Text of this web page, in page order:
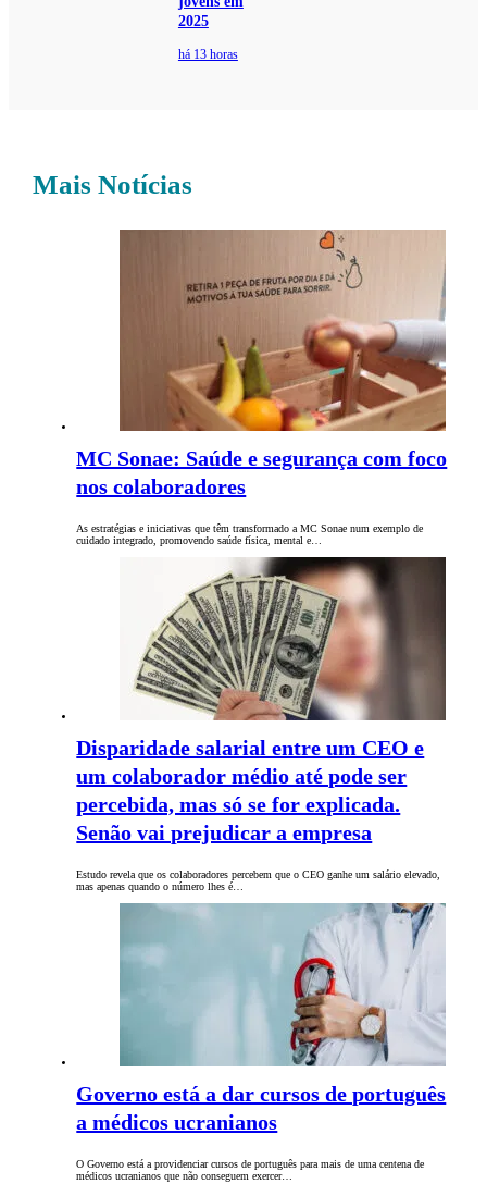
2025
há 13 horas
Mais Notícias
MC Sonae: Saúde e segurança com foco
nos colaboradores
As estratégias e iniciativas que têm transformado a MC Sonae num exemplo de
cuidado integrado, promovendo saúde física, mental e…
Disparidade salarial entre um CEO e
um colaborador médio até pode ser
percebida, mas só se for explicada.
Senão vai prejudicar a empresa
Estudo revela que os colaboradores percebem que o CEO ganhe um salário elevado,
mas apenas quando o número lhes é…
Governo está a dar cursos de português
a médicos ucranianos
O Governo está a providenciar cursos de português para mais de uma centena de
médicos ucranianos que não conseguem exercer…